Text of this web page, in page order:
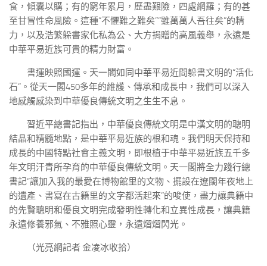
食，傾囊以購；有的窮年累月，歷盡艱險，四處網羅；有的甚
至甘冒性命風險。這種“不懼難之難矣”“雖萬萬人吾往矣”的精
力，以及浩繁躲書家化私為公、大方捐贈的高風義舉，永遠是
中華平易近族可貴的精力財富。
書運映照國運。天一閣如同中華平易近間躲書文明的“活化
石”。從天一閣450多年的維護、傳承和成長中，我們可以深入
地感觸感染到中華優良傳統文明之生生不息。
習近平總書記指出，中華優良傳統文明是中漢文明的聰明
結晶和精髓地點，是中華平易近族的根和魂。我們明天保持和
成長的中國特點社會主義文明，即根植于中華平易近族五千多
年文明汗青所孕育的中華優良傳統文明。天一閣將全力踐行總
書記“讓加入我的最愛在博物館里的文物、擺設在遼闊年夜地上
的遺產、書寫在古籍里的文字都活起來”的唆使，盡力讓典籍中
的先賢聰明和優良文明完成發明性轉化和立異性成長，讓典籍
永遠修養邪氣、不雅照心靈，永遠熠熠閃光。
（光亮網記者 金凌冰收拾）